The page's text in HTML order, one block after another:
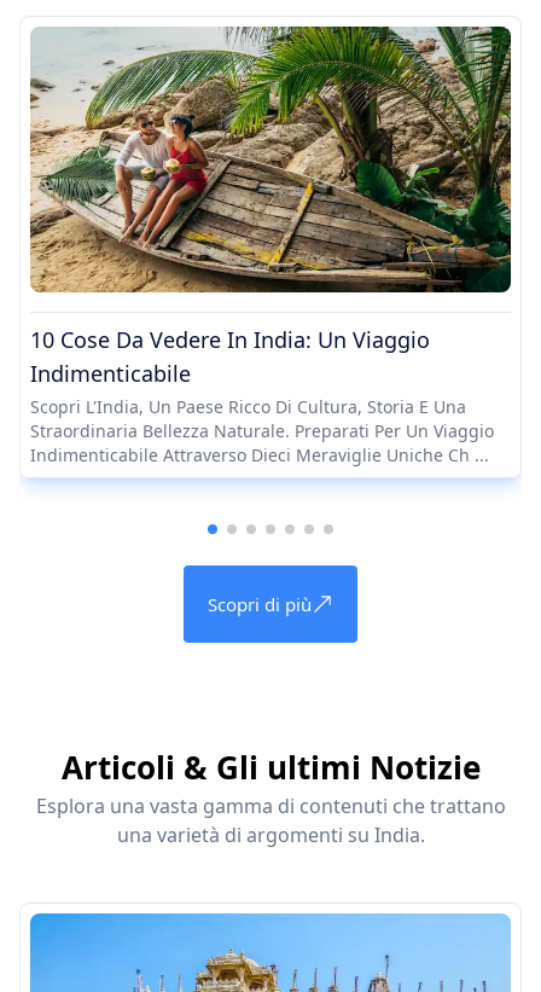
10 Cose Da Vedere In India: Un Viaggio
Indimenticabile
Scopri L'India, Un Paese Ricco Di Cultura, Storia E Una
Straordinaria Bellezza Naturale. Preparati Per Un Viaggio
Indimenticabile Attraverso Dieci Meraviglie Uniche Ch ...
Scopri di più
Articoli & Gli ultimi Notizie
Esplora una vasta gamma di contenuti che trattano
una varietà di argomenti su India.